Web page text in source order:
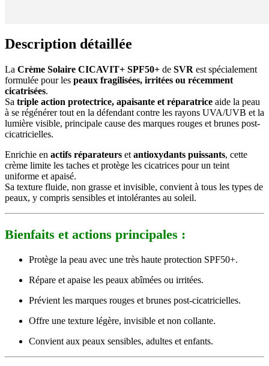
Description détaillée
La Crème Solaire CICAVIT+ SPF50+ de SVR est spécialement
formulée pour les peaux fragilisées, irritées ou récemment
cicatrisées.
Sa triple action protectrice, apaisante et réparatrice aide la peau
à se régénérer tout en la défendant contre les rayons UVA/UVB et la
lumière visible, principale cause des marques rouges et brunes post-
cicatricielles.
Enrichie en actifs réparateurs et antioxydants puissants, cette
crème limite les taches et protège les cicatrices pour un teint
uniforme et apaisé.
Sa texture fluide, non grasse et invisible, convient à tous les types de
peaux, y compris sensibles et intolérantes au soleil.
Bienfaits et actions principales :
Protège la peau avec une très haute protection SPF50+.
Répare et apaise les peaux abîmées ou irritées.
Prévient les marques rouges et brunes post-cicatricielles.
Offre une texture légère, invisible et non collante.
Convient aux peaux sensibles, adultes et enfants.